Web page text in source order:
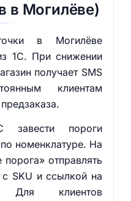
в Могилёве)
в Могилёве
1С. При снижении
получает SMS
клиентам
пороги
номенклатуре. На
отправлять
SKU и ссылкой на
Для клиентов